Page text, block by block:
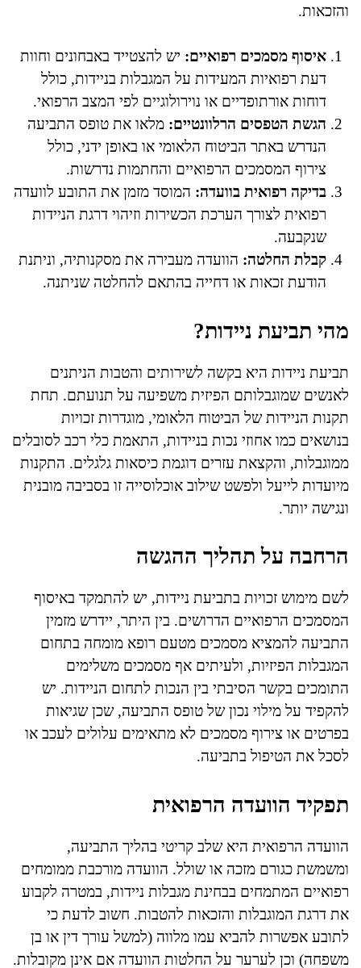
והזכאות.
איסוף מסמכים רפואיים: יש להצטייד באבחונים וחוות
דעת רפואיות המעידות על המגבלות בניידות, כולל
דוחות אורתופדיים או נוירולוגיים לפי המצב הרפואי.
הגשת הטפסים הרלוונטיים: מלאו את טופס התביעה
הנדרש באתר הביטוח הלאומי או באופן ידני, כולל
צירוף המסמכים הרפואיים והחתמות נדרשות.
בדיקה רפואית בוועדה: המוסד מזמן את התובע לוועדה
רפואית לצורך הערכת הכשירות וזיהוי דרגת הניידות
שנקבעה.
קבלת החלטה: הוועדה מעבירה את מסקנותיה, וניתנת
הודעת זכאות או דחייה בהתאם להחלטה שניתנה.
מהי תביעת ניידות?
תביעת ניידות היא בקשה לשירותים והטבות הניתנים
לאנשים שמוגבלותם הפיזית משפיעה על תנועתם. תחת
תקנות הניידות של הביטוח הלאומי, מוגדרות זכויות
בנושאים כמו אחוזי נכות בניידות, התאמת כלי רכב לסובלים
ממוגבלות, והקצאת עזרים דוגמת כיסאות גלגלים. התקנות
מיועדות לייעל ולפשט שילוב אוכלוסייה זו בסביבה מובנית
ונגישה יותר.
הרחבה על תהליך ההגשה
לשם מימוש זכויות בתביעת ניידות, יש להתמקד באיסוף
המסמכים הרפואיים הדרושים. בין היתר, יידרש מזמין
התביעה להמציא מסמכים מטעם רופא מומחה בתחום
המגבלות הפיזיות, ולעיתים אף מסמכים משלימים
התומכים בקשר הסיבתי בין הנכות לתחום הניידות. יש
להקפיד על מילוי נכון של טופס התביעה, שכן שגיאות
בפרטים או צירוף מסמכים לא מתאימים עלולים לעכב או
לסכל את הטיפול בתביעה.
תפקיד הוועדה הרפואית
הוועדה הרפואית היא שלב קריטי בהליך התביעה,
ומשמשת כגורם מזכה או שולל. הוועדה מורכבת ממומחים
רפואיים המתמחים בבחינת מגבלות ניידות, במטרה לקבוע
את דרגת המוגבלות והזכאות להטבות. חשוב לדעת כי
לתובע אפשרות להביא עמו מלווה (למשל עורך דין או בן
משפחה) וכן לערער על החלטות הוועדה אם אינן מקובלות.